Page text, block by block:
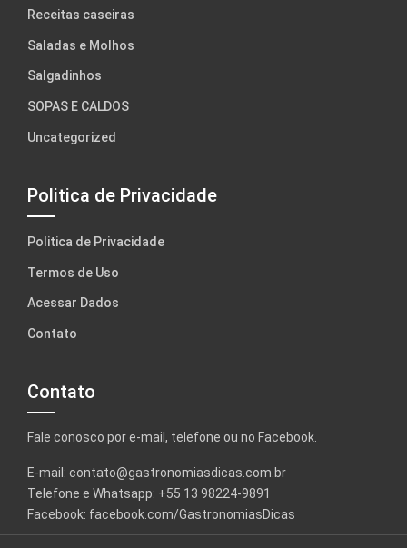
Receitas caseiras
Saladas e Molhos
Salgadinhos
SOPAS E CALDOS
Uncategorized
Politica de Privacidade
Politica de Privacidade
Termos de Uso
Acessar Dados
Contato
Contato
Fale conosco por e-mail, telefone ou no Facebook.
E-mail: contato@gastronomiasdicas.com.br
Telefone e Whatsapp: +55 13 98224-9891
Facebook: facebook.com/GastronomiasDicas